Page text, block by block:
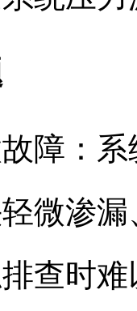
障：
微渗
查时